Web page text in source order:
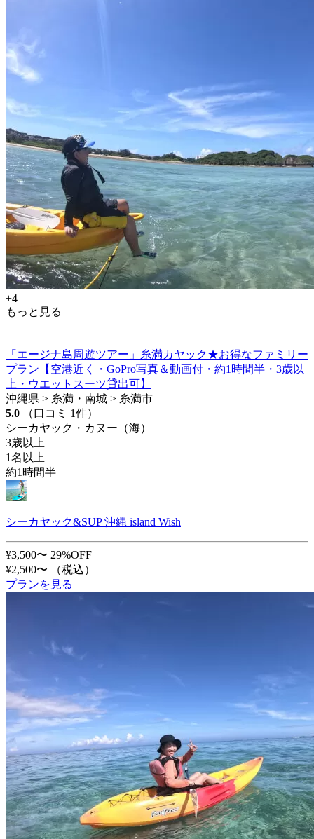
+4
もっと見る
「エージナ島周遊ツアー」糸満カヤック★お得なファミリー
プラン【空港近く・GoPro写真＆動画付・約1時間半・3歳以
上・ウエットスーツ貸出可】
沖縄県 > 糸満・南城 > 糸満市
5.0
（口コミ 1件）
シーカヤック・カヌー（海）
3歳以上
1名以上
約1時間半
シーカヤック&SUP 沖縄 island Wish
¥3,500〜 29%OFF
¥2,500〜
（税込）
プランを見る